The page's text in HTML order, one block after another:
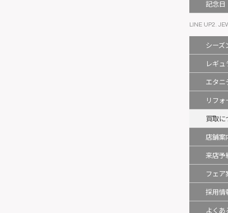
記念日
LINE UP2.
シーズ
レギ
エタニ
リフォ
買取に
店舗案
来店予
フェア
採用情
よくあ